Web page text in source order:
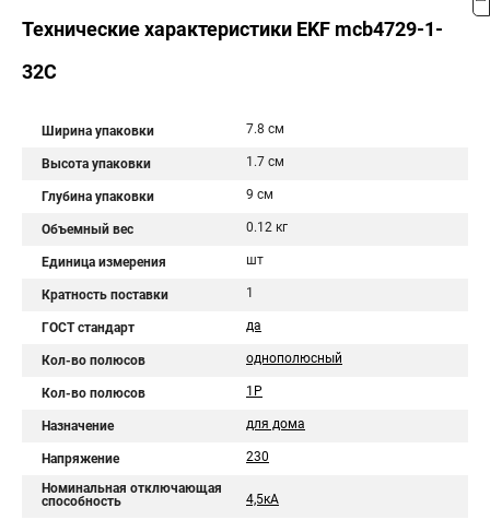
Технические характеристики EKF mcb4729-1-
32C
Ширина упаковки 7.8 см
Высота упаковки 1.7 см
Глубина упаковки 9 см
Объемный вес 0.12 кг
Единица измерения шт
Кратность поставки 1
ГОСТ стандарт да
Кол-во полюсов однополюсный
Кол-во полюсов 1P
Назначение для дома
Напряжение 230
Номинальная отключающая
способность
4,5кА